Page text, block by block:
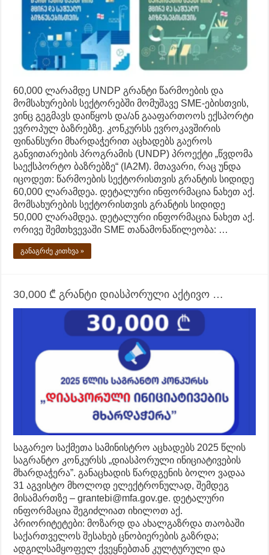
60,000 ლარამდე UNDP გრანტი წარმოების და
მომსახურების სექტორებში მომუშავე SME-ებისთვის,
ვინც გეგმავს დაიწყოს და/ან გააფართოოს ექსპორტი
ევროპულ ბაზრებზე. კონკურსს ევროკავშირის
ფინანსური მხარდაჭერით აცხადებს გაეროს
განვითარების პროგრამის (UNDP) პროექტი „წვდომა
საექსპორტო ბაზრებზე“ (IA2M). მთავარი, რაც უნდა
იცოდეთ: წარმოების სექტორისთვის გრანტის სიდიდე
60,000 ლარამდეა. დეტალური ინფორმაცია ნახეთ აქ.
მომსახურების სექტორისთვის გრანტის სიდიდე
50,000 ლარამდეა. დეტალური ინფორმაცია ნახეთ აქ.
ორივე შემთხვევაში SME თანამონაწილეობა: …
განაგრძე კითხვა »
30,000 ₾ გრანტი დიასპორული აქტივო …
საგარეო საქმეთა სამინისტრო აცხადებს 2025 წლის
საგრანტო კონკურსს „დიასპორული ინიციატივების
მხარდაჭერა”. განაცხადის წარდგენის ბოლო ვადაა
31 აგვისტო მხოლოდ ელექტრონულად, შემდეგ
მისამართზე – grantebi@mfa.gov.ge. დეტალური
ინფორმაცია შეგიძლიათ იხილოთ აქ.
პრიორიტეტები: მოზარდ და ახალგაზრდა თაობაში
საქართველოს შესახებ ცნობიერების გაზრდა;
ადგილსამყოფელ ქვეყნებთან კულტურული და